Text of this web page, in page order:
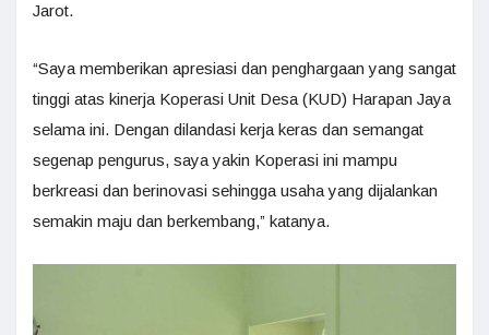
Jarot.
“Saya memberikan apresiasi dan penghargaan yang sangat
tinggi atas kinerja Koperasi Unit Desa (KUD) Harapan Jaya
selama ini. Dengan dilandasi kerja keras dan semangat
segenap pengurus, saya yakin Koperasi ini mampu
berkreasi dan berinovasi sehingga usaha yang dijalankan
semakin maju dan berkembang,” katanya.